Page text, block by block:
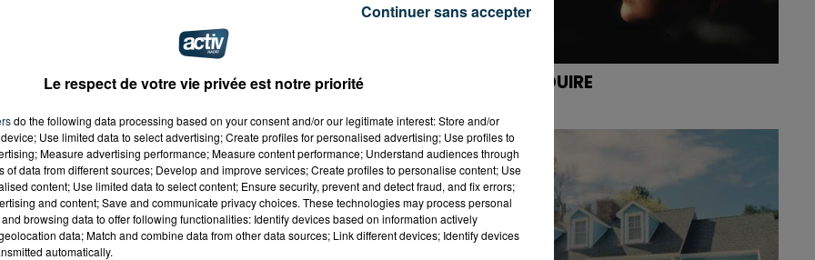
LO, STROMAE - DES FLEURS 3. LOUANE - CONDUIRE
Le respect de votre vie privée est notre priorité
do the following data processing based on your consent and/or our legitimate interest: Store and/or
Use limited data to select advertising; Create profiles for personalised advertising; Use profiles to
Measure advertising performance; Measure content performance; Understand audiences through
of data from different sources; Develop and improve services; Create profiles to personalise content; Use
content; Use limited data to select content; Ensure security, prevent and detect fraud, and fix errors;
and content; Save and communicate privacy choices. These technologies may process personal
browsing data to offer following functionalities: Identify devices based on information actively
data; Match and combine data from other data sources; Link different devices; Identify devices
automatically.
Continuer sans accepter